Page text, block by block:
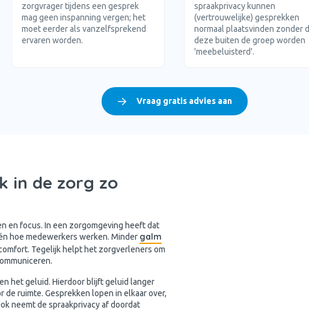
zorgvrager tijdens een gesprek
mag geen inspanning vergen; het
moet eerder als vanzelfsprekend
ervaren worden.
spraakprivacy kunnen
(vertrouwelijke) gesprekken
normaal plaatsvinden zonder
deze buiten de groep worden
'meebeluisterd'.
Vraag gratis advies aan
in de zorg zo
en focus. In een zorgomgeving heeft dat
hoe medewerkers werken. Minder galm
Tegelijk helpt het zorgverleners om
het geluid. Hierdoor blijft geluid langer
ruimte. Gesprekken lopen in elkaar over,
neemt de spraakprivacy af doordat